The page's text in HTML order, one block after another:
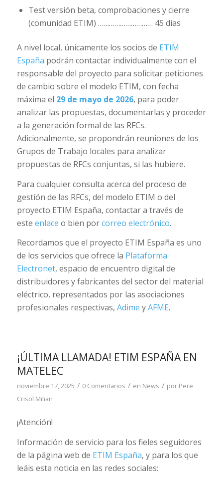
Test versión beta, comprobaciones y cierre
(comunidad ETIM) ………………………… 45 días
A nivel local, únicamente los socios de ETIM
España podrán contactar individualmente con el
responsable del proyecto para solicitar peticiones
de cambio sobre el modelo ETIM, con fecha
máxima el 29 de mayo de 2026, para poder
analizar las propuestas, documentarlas y proceder
a la generación formal de las RFCs.
Adicionalmente, se propondrán reuniones de los
Grupos de Trabajo locales para analizar
propuestas de RFCs conjuntas, si las hubiere.
Para cualquier consulta acerca del proceso de
gestión de las RFCs, del modelo ETIM o del
proyecto ETIM España, contactar a través de
este enlace o bien porcorreo electrónico.
Recordamos que el proyecto ETIM España es uno
de los servicios que ofrece la Plataforma
Electronet, espacio de encuentro digital de
distribuidores y fabricantes del sector del material
eléctrico, representados por las asociaciones
profesionales respectivas, Adime yAFME.
¡ÚLTIMA LLAMADA! ETIM ESPAÑA EN
MATELEC
noviembre 17, 2025 / 0 Comentarios / en News / por Pere
Crisol Milian
¡Atención!
Información de servicio para los fieles seguidores
de la página web de ETIM España, y para los que
leáis esta noticia en las redes sociales: